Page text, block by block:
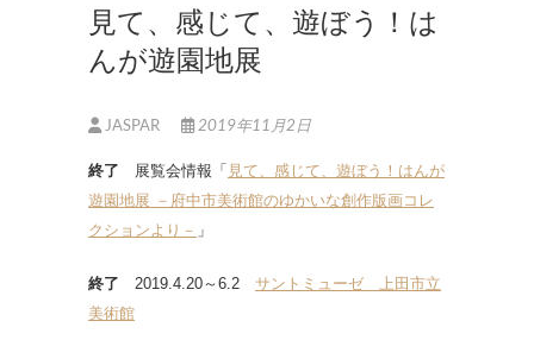
見て、感じて、遊ぼう！は
んが遊園地展
JASPAR 2019年11月2日
終了 展覧会情報「 見て、感じて、遊ぼう！はんが
遊園地展 －府中市美術館のゆかいな創作版画コレ
クションより－ 」
終了 2019.4.20～6.2 サントミューゼ 上田市立
美術館